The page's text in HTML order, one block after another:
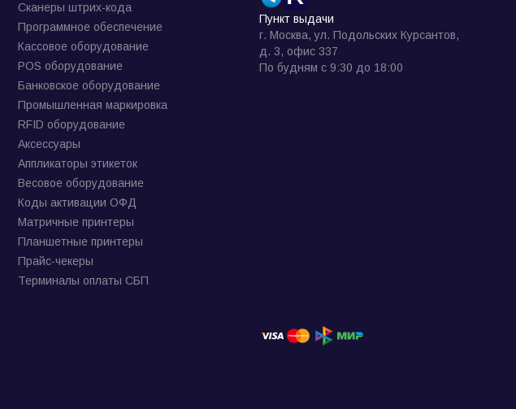
Сканеры штрих-кода
Программное обеспечение
Кассовое оборудование
POS оборудование
Банковское оборудование
Промышленная маркировка
RFID оборудование
Аксессуары
Аппликаторы этикеток
Весовое оборудование
Коды активации ОФД
Матричные принтеры
Планшетные принтеры
Прайс-чекеры
Терминалы оплаты СБП
Пункт выдачи
г. Москва, ул. Подольских Курсантов,
д. 3, офис 337
По будням с 9:30 до 18:00